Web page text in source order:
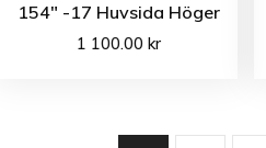
154″ -17 Huvsida Höger
1 100.00 kr